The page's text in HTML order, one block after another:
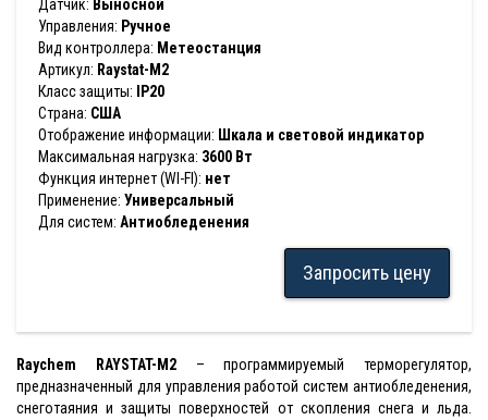
Датчик: Выносной
Управления: Ручное
Вид контроллера: Метеостанция
Артикул: Raystat-M2
Класс защиты:
IP20
Страна: США
Отображение информации: Шкала и световой индикатор
Максимальная нагрузка: 3600 Вт
Функция интернет (WI-FI): нет
Применение: Универсальный
Для систем: Антиобледенения
Запросить цену
Raychem RAYSTAT-M2– программируемый терморегулятор,
предназначенный для управления работой систем антиобледенения,
снеготаяния и защиты поверхностей от скопления снега и льда.